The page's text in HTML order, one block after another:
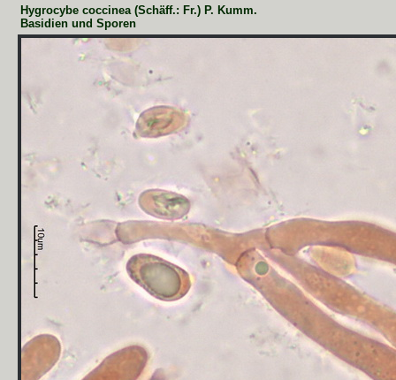
Hygrocybe coccinea (Schäff.: Fr.) P. Kumm.
Basidien und Sporen